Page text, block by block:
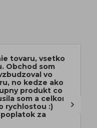
tovaru, vsetko
Obchod som
vo
no kedze ako
produkt co
som a celkom
rychlostou :)
za